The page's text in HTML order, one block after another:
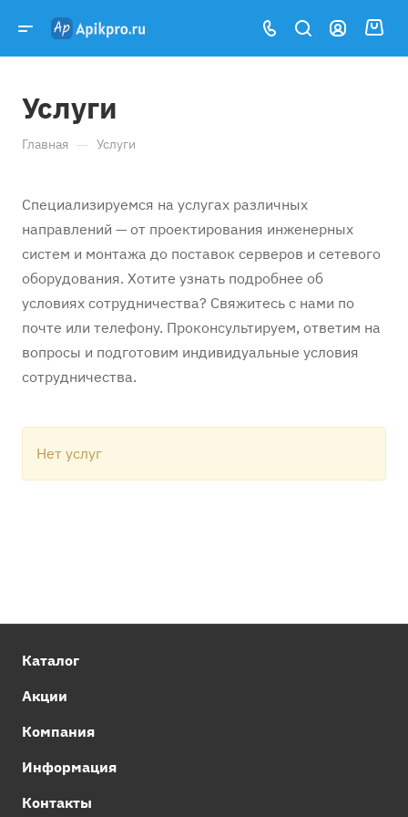
Услуги
Главная — Услуги
Специализируемся на услугах различных
направлений — от проектирования инженерных
систем и монтажа до поставок серверов и сетевого
оборудования. Хотите узнать подробнее об
условиях сотрудничества? Свяжитесь с нами по
почте или телефону. Проконсультируем, ответим на
вопросы и подготовим индивидуальные условия
сотрудничества.
Нет услуг
Каталог
Акции
Компания
Информация
Контакты